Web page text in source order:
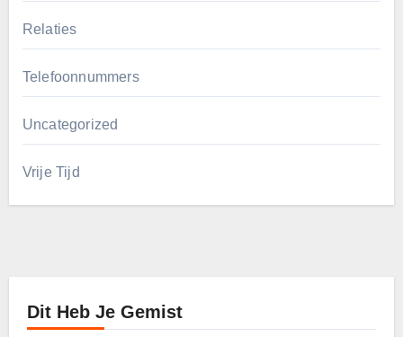
Relaties
Telefoonnummers
Uncategorized
Vrije Tijd
Dit Heb Je Gemist